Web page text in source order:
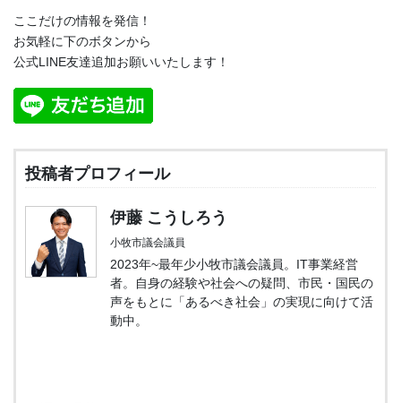
ここだけの情報を発信！
お気軽に下のボタンから
公式LINE友達追加お願いいたします！
投稿者プロフィール
伊藤 こうしろう
小牧市議会議員
2023年~最年少小牧市議会議員。IT事業経営
者。自身の経験や社会への疑問、市民・国民の
声をもとに「あるべき社会」の実現に向けて活
動中。